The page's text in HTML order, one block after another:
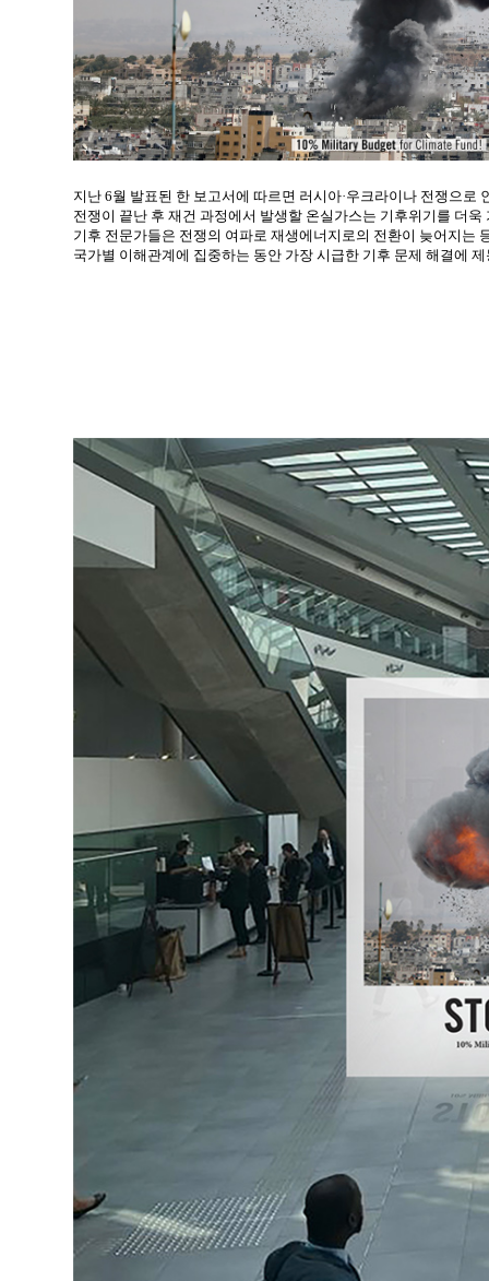
지난 6월 발표된 한 보고서에 따르면 러시아·우크라이나 전쟁으
전쟁이 끝난 후 재건 과정에서 발생할 온실가스는 기후위기를 더
기후 전문가들은 전쟁의 여파로 재생에너지로의 전환이 늦어지
국가별 이해관계에 집중하는 동안 가장 시급한 기후 문제 해결에